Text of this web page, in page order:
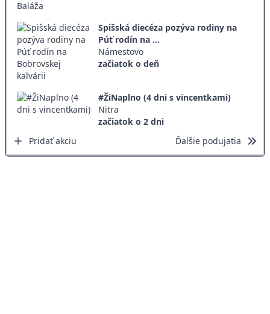
Spišská diecéza pozýva rodiny na
Púť rodín na ...
Námestovo
začiatok o deň
#ŽiNaplno (4 dni s vincentkami)
Nitra
začiatok o 2 dni
Pridať akciu
Ďalšie podujatia